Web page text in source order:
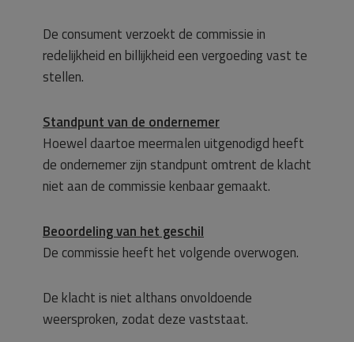
De consument verzoekt de commissie in
redelijkheid en billijkheid een vergoeding vast te
stellen.
Standpunt van de ondernemer
Hoewel daartoe meermalen uitgenodigd heeft
de ondernemer zijn standpunt omtrent de klacht
niet aan de commissie kenbaar gemaakt.
Beoordeling van het geschil
De commissie heeft het volgende overwogen.
De klacht is niet althans onvoldoende
weersproken, zodat deze vaststaat.